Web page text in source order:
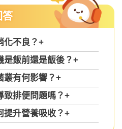
答
化不良？+
是飯前還是飯後？+
叢有何影響？+
致排便問題嗎？+
提升營養吸收？+